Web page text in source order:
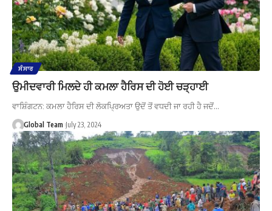
ਸੰਸਾਰ
ਉਮੀਦਵਾਰੀ ਮਿਲਦੇ ਹੀ ਕਮਲਾ ਹੈਰਿਸ ਦੀ ਹੋਈ ਚੜ੍ਹਾਈ
ਵਾਸ਼ਿੰਗਟਨ: ਕਮਲਾ ਹੈਰਿਸ ਦੀ ਲੋਕਪ੍ਰਿਅਤਾ ਉਦੋਂ ਤੋਂ ਵਧਦੀ ਜਾ ਰਹੀ ਹੈ ਜਦੋਂ…
Global Team July 23, 2024